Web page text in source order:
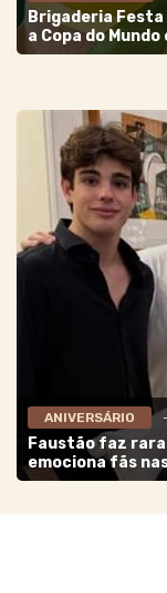
Brigaderia
a Copa do
ANIVERSÁRIO
Faustão faz
emociona fãs